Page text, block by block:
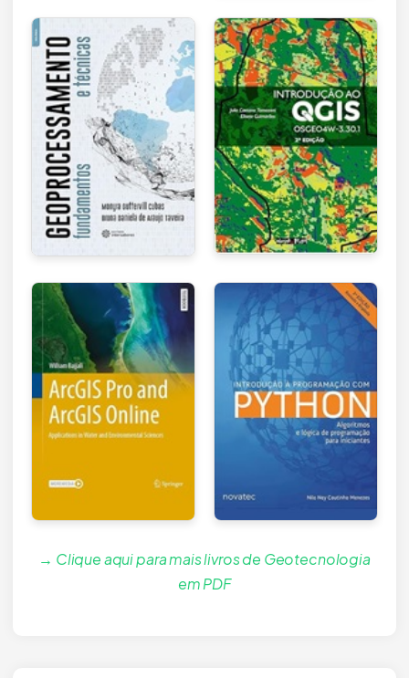
→ Clique aqui para mais livros de Geotecnologia
em PDF